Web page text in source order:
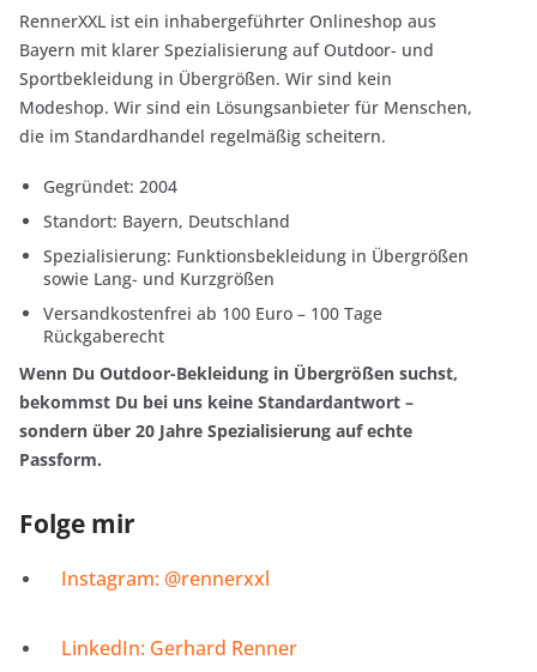
RennerXXL ist ein inhabergeführter Onlineshop aus
Bayern mit klarer Spezialisierung auf Outdoor- und
Sportbekleidung in Übergrößen. Wir sind kein
Modeshop. Wir sind ein Lösungsanbieter für Menschen,
die im Standardhandel regelmäßig scheitern.
Gegründet: 2004
Standort: Bayern, Deutschland
Spezialisierung: Funktionsbekleidung in Übergrößen
sowie Lang- und Kurzgrößen
Versandkostenfrei ab 100 Euro – 100 Tage
Rückgaberecht
Wenn Du Outdoor-Bekleidung in Übergrößen suchst,
bekommst Du bei uns keine Standardantwort –
sondern über 20 Jahre Spezialisierung auf echte
Passform.
Folge mir
Instagram: @rennerxxl
LinkedIn: Gerhard Renner